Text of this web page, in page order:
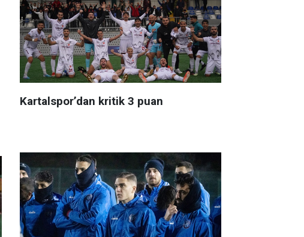
Kartalspor’dan kritik 3 puan